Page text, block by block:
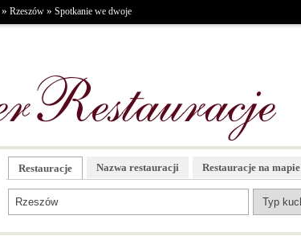
» Rzeszów » Spotkanie we dwoje
Restauracje Nazwa restauracji Restauracje na mapie